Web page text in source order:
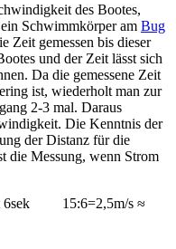
des Bootes,
Schwimmkörper am Bug
Zeit gemessen bis dieser
und der Zeit lässt sich
Da die gemessene Zeit
ist, wiederholt man zur
2-3 mal. Daraus
Die Kenntnis der
der Distanz für die
die Messung, wenn Strom
6sek 15:6=2,5m/s ≈